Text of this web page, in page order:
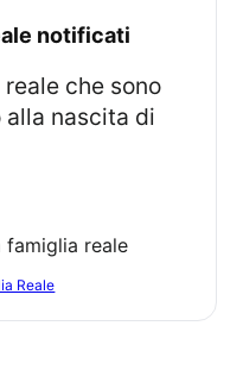
notificati
nascita di
reale
Reale